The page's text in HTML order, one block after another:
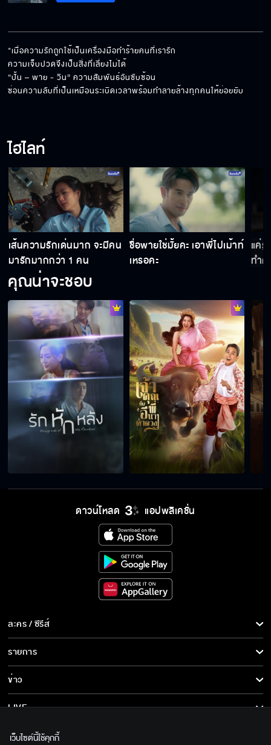
ความอดทนคือระเบิดเวลา พอมันระเบิดทุกอย่าง
พายต้องลาออกจากงาน มาเตรียมตัวท้อง
2ปีกว่าแล้ว ทำไมยังไม่ท้อง ดูแลตัวเองดีหรือเปล่า
ผมไม่ชอบถูกหักหลัง ทำผิดแล้วปกปิด
ขอถ่ายรูปไปอวดแม่ได้มั้ย ว่ามีคนชมว่าชื่อเราน่า
รัก
ถ้าให้พายเลือกแล้วไม่เอา พี่ปั้นเลือกเองเลยค่ะ
น้ำหน้าอย่างเธอฉันไม่ได้ดูถูก แต่พูดให้สำเหนียก
แต่งเงียบ ๆ ดีแล้ว เวลาเลิกกันจะได้ไม่ต้องอธิบาย
เยอะ
"เมื่อความรักถูกใช้เป็นเครื่องมือทำร้ายคนที่เรารัก
ความเจ็บปวดจึงเป็นสิ่งที่เลี่ยงไม่ได้
“ปั้น – พาย - วิน” ความสัมพันธ์อันซับซ้อน
ซ่อนความลับที่เป็นเหมือนระเบิดเวลาพร้อมทำลายล้างทุกคนให้ย่อยยับ
ไฮไลท์
เส้นความรักเด่นมาก จะมีคน
มารักมากกว่า 1 คน
ชื่อพายใช่มั้ยคะ เอาพี่ไปเม้าท์
เหรอคะ
แค่รู้
ทำค
คุณน่าจะชอบ
ดาวน์โหลด แอปพลิเคชั่น
ละคร / ซีรีส์
ละคร/ซีรีส์
ซีรีส์นานาชาติ
การ์ตูน & เกม
รายการ
รายการทั้งหมด
ข่าว
ข่าวทั้งหมด
LIVE
เกี่ยวกับเรา
เว็บไซต์นี้ใช้คุกกี้